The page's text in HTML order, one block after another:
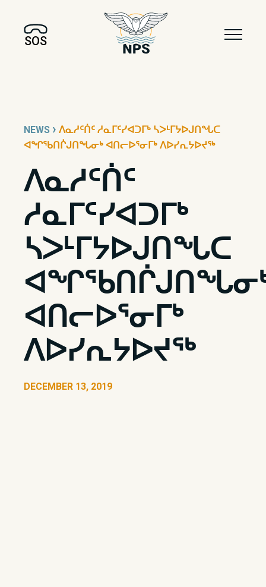
SOS
NEWS › ᐱᓇᓱᑦᑏᑦ ᓱᓇᒥᑦᓯᐊᑐᒥᒃ ᓴᐳᒻᒥᔭᐅᒍᑎᖓᑕ
ᐊᖏᖃᑎᒌᒍᑎᖓᓂᒃ ᐊᑎᓕᐅᕐᓂᒥᒃ ᐱᐅᓯᕆᔭᐅᔪᖅ
ᐱᓇᓱᑦᑏᑦ
ᓱᓇᒥᑦᓯᐊᑐᒥᒃ
ᓴᐳᒻᒥᔭᐅᒍᑎᖓᑕ
ᐊᑎᓕᐅᕐᓂᒥᒃ
ᐱᐅᓯᕆᔭᐅᔪᖅ
DECEMBER 13, 2019